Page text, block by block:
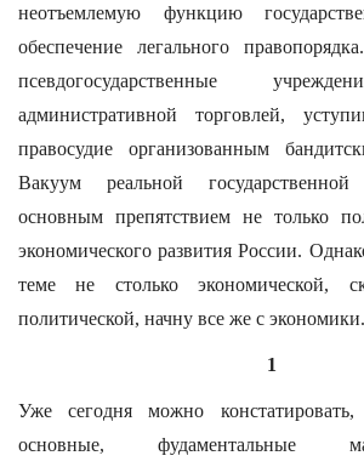
неотъемлемую функцию
обеспечение легального
псевдогосударственные
административной торговлей,
правосудие организованным
Вакуум реальной государственной
основным препятствием не только
экономического развития России.
теме не столько экономической,
политической, начну все же с экономики.
1
Уже сегодня можно
основные, фудаментальные